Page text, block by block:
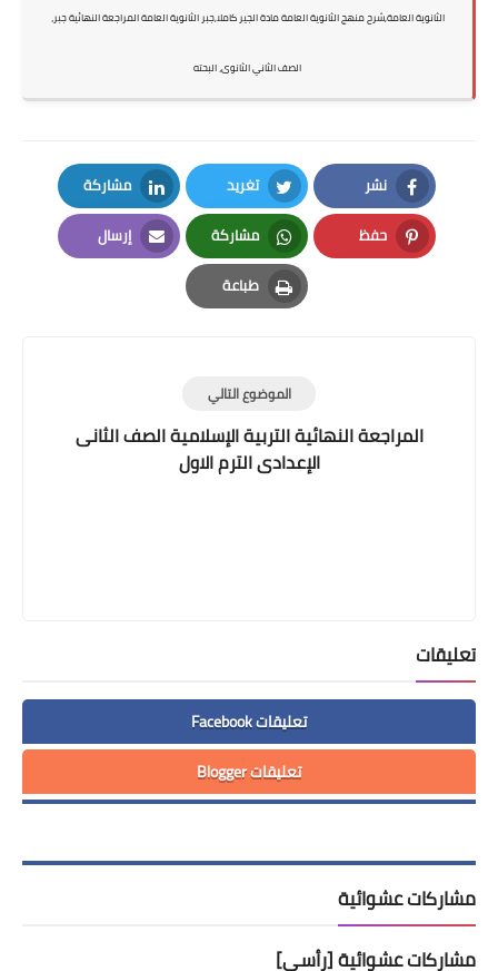
الثانوية العامة,شرح منهج الثانوية العامة مادة الجير كاملا,جبرالثانوية العامة المراجعة النهائية جبر،
الصف الثاني الثانوى، البحته
نشر
Facebook
تغريد
Twitter
مشاركة
LinkedIn
حفظ
Pinterest
مشاركة
Whatsapp
إرسال
Email
طباعة
Print
الموضوع التالي
المراجعة النهائية التربية الإسلامية الصف الثانى
الإعدادى الترم الاول
تعليقات
تعليقات Facebook
تعليقات Blogger
مشاركات عشوائية
مشاركات عشوائية [رأسي]